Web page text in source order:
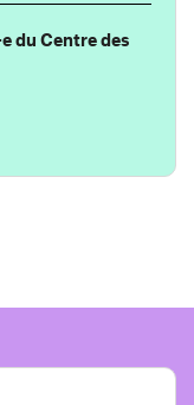
du Centre des